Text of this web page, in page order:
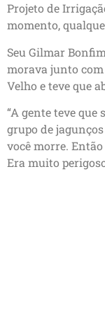
Projeto de
momento,
Seu Gilmar
morava junto
Velho e teve que
“A gente teve
grupo de
você morre.
Era muito